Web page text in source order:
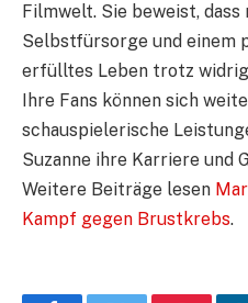
Filmwelt. Sie beweist,
Selbstfürsorge und einem
erfülltes Leben trotz
Ihre Fans können sich
schauspielerische
Suzanne ihre Karriere und
Weitere Beiträge lesen
Kampf gegen Brustkrebs.